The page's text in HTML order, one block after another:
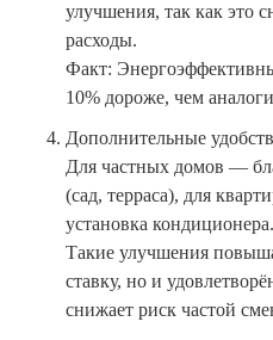
улучшения, так как это
расходы.
Факт:
10% дороже, чем
Дополнительные
Для частных домов —
(сад, терраса), для
установка кондиционера.
Такие улучшения
ставку, но и
снижает риск частой